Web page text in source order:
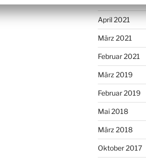
April 2021
März 2021
Februar 2021
März 2019
Februar 2019
Mai 2018
März 2018
Oktober 2017